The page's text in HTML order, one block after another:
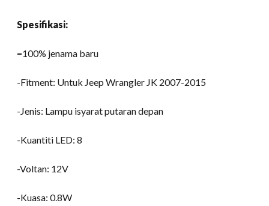
Spesifikasi:
–100% jenama baru
-Fitment: Untuk Jeep Wrangler JK 2007-2015
-Jenis: Lampu isyarat putaran depan
-Kuantiti LED: 8
-Voltan: 12V
-Kuasa: 0.8W